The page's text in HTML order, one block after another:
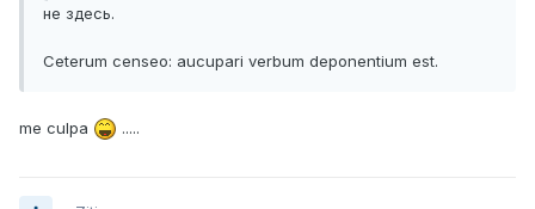
не здесь.
Ceterum censeo: aucupari verbum deponentium est.
me culpa .....